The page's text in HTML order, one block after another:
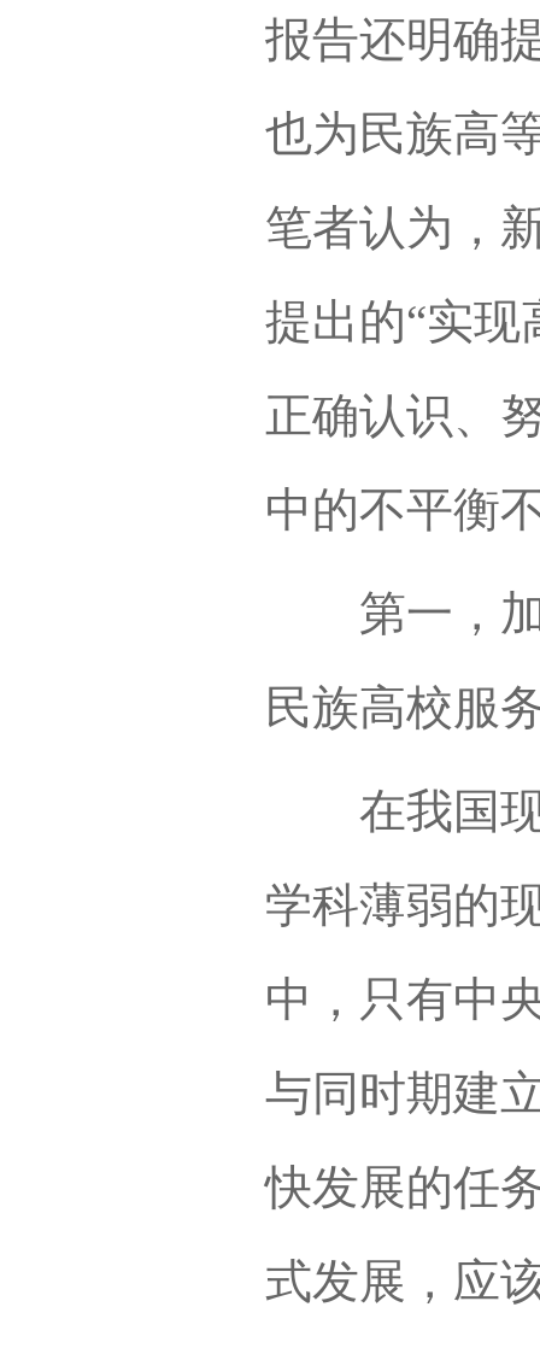
报告还明确
也为民族高
笔者认为，
提出的“实现
正确认识、
中的不平衡
第一，加
民族高校服
在我国现
学科薄弱的
中，只有中
与同时期建
快发展的任
式发展，应